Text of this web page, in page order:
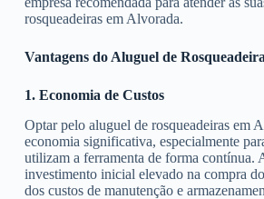
rosqueadeiras em Alvorada.
Vantagens do Aluguel de Rosqueadeira
1. Economia de Custos
Optar pelo aluguel de rosqueadeiras em
economia significativa, especialmente
utilizam a ferramenta de forma contínua.
investimento inicial elevado na compra
dos custos de manutenção e